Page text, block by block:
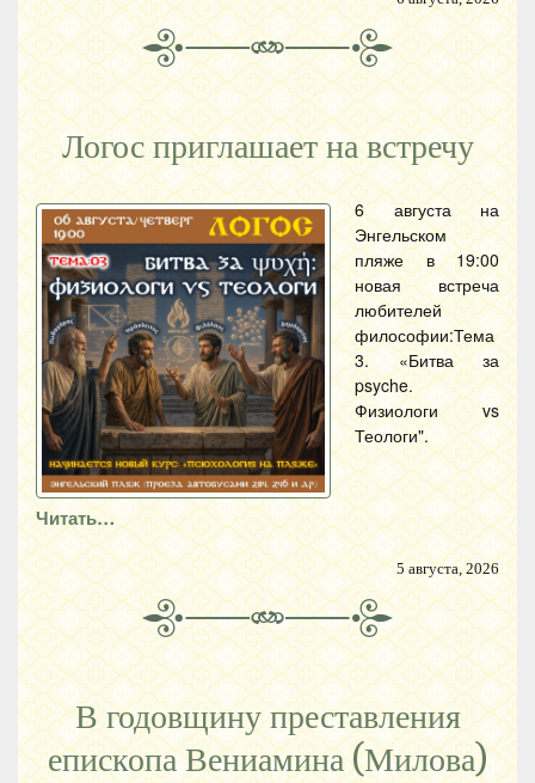
Логос приглашает на встречу
6 августа на
Энгельском
пляже в 19:00
новая встреча
любителей
философии:Тема
3. «Битва за
psyche.
Физиологи vs
Теологи".
Читать…
5 августа, 2026
В годовщину преставления
епископа Вениамина (Милова)